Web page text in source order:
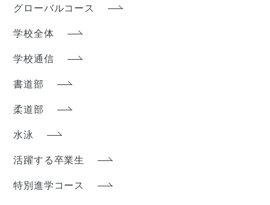
グローバルコース
学校全体
学校通信
書道部
柔道部
水泳
活躍する卒業生
特別進学コース